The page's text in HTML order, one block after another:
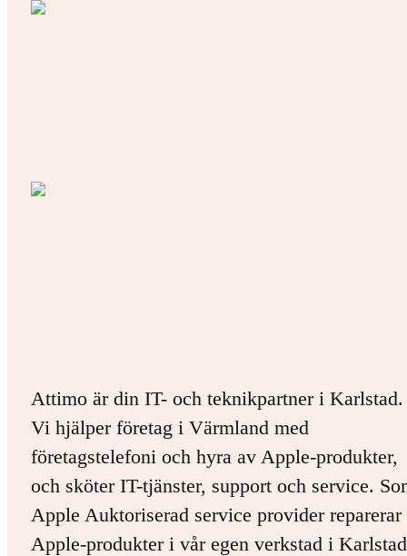
Attimo är din IT- och teknikpartner i Karlstad.
Vi hjälper företag i Värmland med
företagstelefoni och hyra av Apple-produkter,
och sköter IT-tjänster, support och service.
Apple Auktoriserad service provider
Apple-produkter i vår egen verkstad i